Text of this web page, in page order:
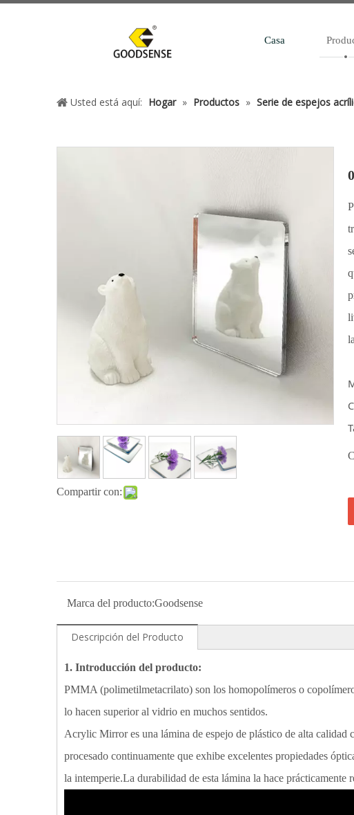
Casa
Usted está aquí: Hogar » Productos » Serie de espejos
Compartir con:
Marca del producto:Goodsense
Descripción del Producto
1. Introducción del producto:
PMMA (polimetilmetacrilato) son los homopolímeros o
lo hacen superior al vidrio en muchos sentidos.
Acrylic Mirror es una lámina de espejo de plástico de alta calidad
procesado continuamente que exhibe excelentes propiedades
la intemperie.La durabilidad de esta lámina la hace prácticamente